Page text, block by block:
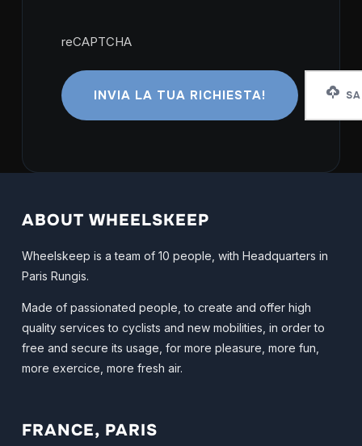
reCAPTCHA
ABOUT WHEELSKEEP
Wheelskeep is a team of 10 people, with Headquarters in
Paris Rungis.
Made of passionated people, to create and offer high
quality services to cyclists and new mobilities, in order to
free and secure its usage, for more pleasure, more fun,
more exercice, more fresh air.
FRANCE, PARIS